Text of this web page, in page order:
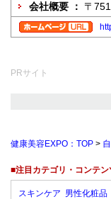
会社概要 ： 〒
PRサイト
健康美容EXPO：TOP >
■注目カテゴリ・コンテン
スキンケア 男性化粧品